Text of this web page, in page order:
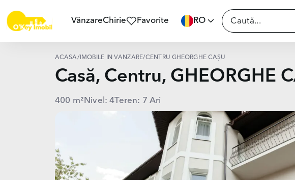
VânzareChirie Favorite RO
ACASĂ/ IMOBILE ÎN VÂNZARE/CENTRU GHEORGHE CAȘU
Casă, Centru, GHEORGHE
400 m² Nivel: 4Teren: 7 Ari